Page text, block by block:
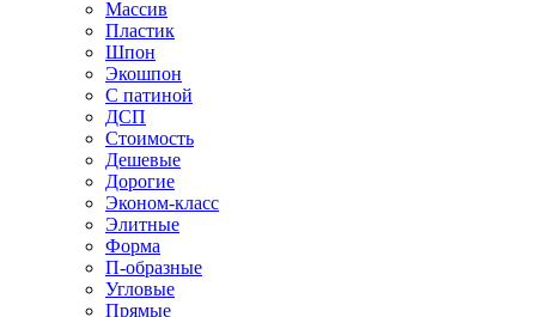
Массив
Пластик
Шпон
Экошпон
С патиной
ДСП
Стоимость
Дешевые
Дорогие
Эконом-класс
Элитные
Форма
П-образные
Угловые
Прямые